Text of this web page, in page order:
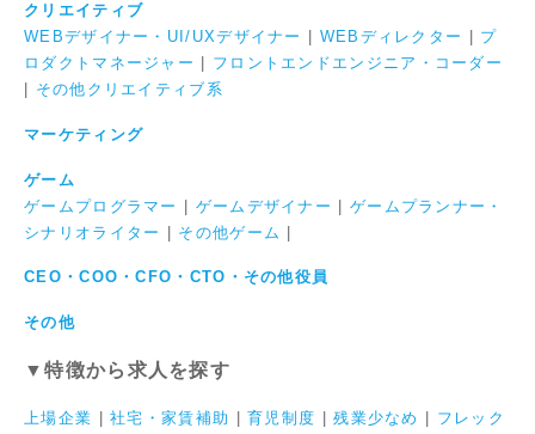
クリエイティブ
WEBデザイナー・UI/UXデザイナー
WEBディレクター
プ
ロダクトマネージャー
フロントエンドエンジニア・コーダー
その他クリエイティブ系
マーケティング
ゲーム
ゲームプログラマー | ゲームデザイナー | ゲームプランナー・
シナリオライター | その他ゲーム |
CEO・COO・CFO・CTO・その他役員
その他
▼特徴から求人を探す
上場企業 |社宅・家賃補助 |育児制度 |残業少なめ
フレック